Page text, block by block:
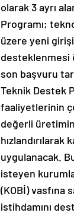
olarak 3 ayrı
Programı;
üzere yeni
desteklenmesi
son başvuru
Teknik Destek
faaliyetlerinin
değerli
uygulanacak.
isteyen
(KOBİ) vasfına
istihdamını